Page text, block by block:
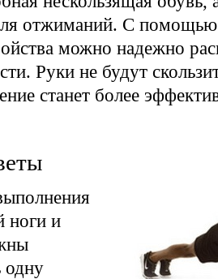
отжиманий. С помощью
можно надежно
Руки не будут
станет более
ноги и
одну